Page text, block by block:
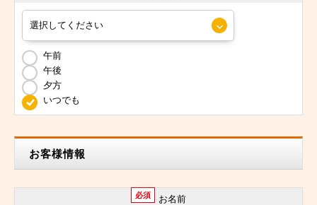
午前
午後
夕方
いつでも
お客様情報
必須 お名前